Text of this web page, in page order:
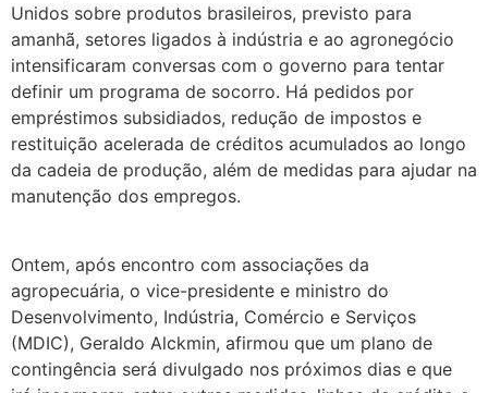
Unidos sobre produtos brasileiros, previsto para
amanhã, setores ligados à indústria e ao agronegócio
intensificaram conversas com o governo para tentar
definir um programa de socorro. Há pedidos por
empréstimos subsidiados, redução de impostos e
restituição acelerada de créditos acumulados ao longo
da cadeia de produção, além de medidas para ajudar na
manutenção dos empregos.
Ontem, após encontro com associações da
agropecuária, o vice-presidente e ministro do
Desenvolvimento, Indústria, Comércio e Serviços
(MDIC), Geraldo Alckmin, afirmou que um plano de
contingência será divulgado nos próximos dias e que